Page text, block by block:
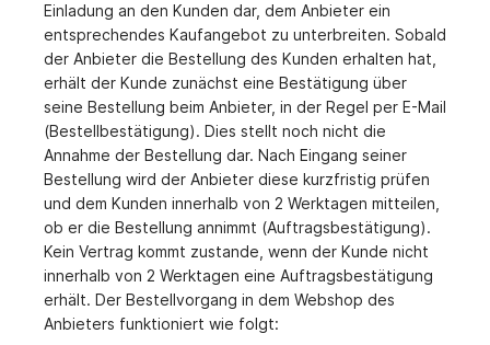
Einladung an den Kunden dar, dem Anbieter ein
entsprechendes Kaufangebot zu unterbreiten. Sobald
der Anbieter die Bestellung des Kunden erhalten hat,
erhält der Kunde zunächst eine Bestätigung über
seine Bestellung beim Anbieter, in der Regel per E-Mail
(Bestellbestätigung). Dies stellt noch nicht die
Annahme der Bestellung dar. Nach Eingang seiner
Bestellung wird der Anbieter diese kurzfristig prüfen
und dem Kunden innerhalb von 2 Werktagen mitteilen,
ob er die Bestellung annimmt (Auftragsbestätigung).
Kein Vertrag kommt zustande, wenn der Kunde nicht
innerhalb von 2 Werktagen eine Auftragsbestätigung
erhält. Der Bestellvorgang in dem Webshop des
Anbieters funktioniert wie folgt: